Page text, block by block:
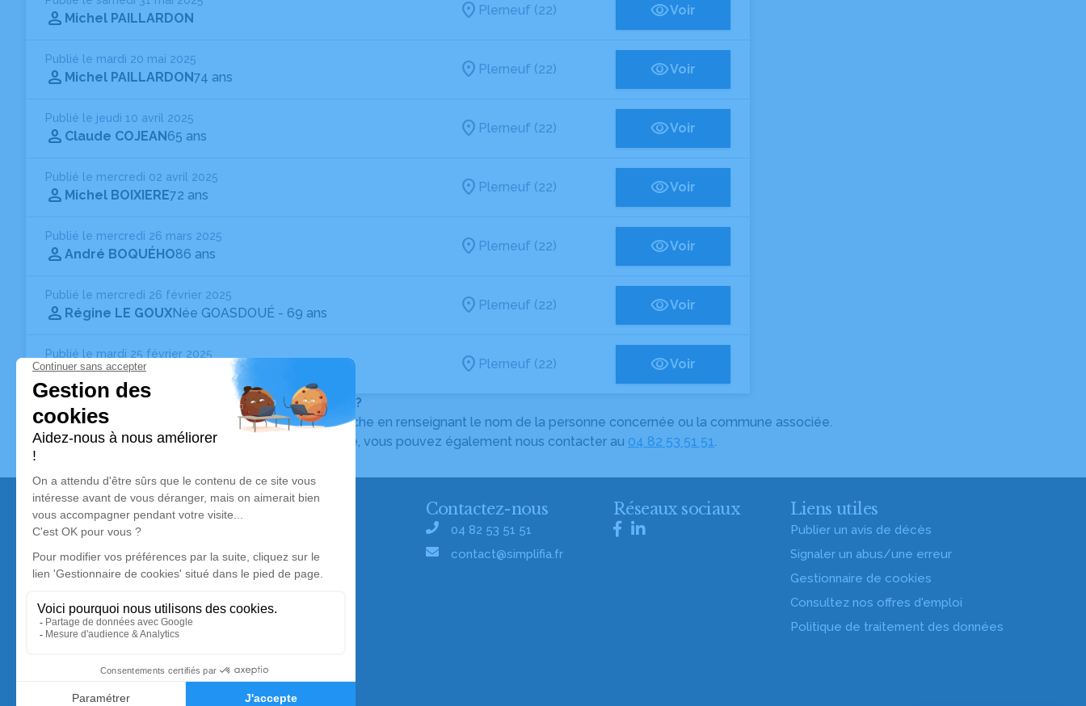
Michel PAILLARDON
Plerneuf (22) Voir
Publié le mardi 20 mai 2025
Michel PAILLARDON74 ans
Plerneuf (22) Voir
Publié le jeudi 10 avril 2025
Claude COJEAN65 ans
Plerneuf (22) Voir
Publié le mercredi 02 avril 2025
Michel BOIXIERE72 ans
Plerneuf (22) Voir
Publié le mercredi 26 mars 2025
André BOQUÉHO86 ans
Plerneuf (22) Voir
Publié le mercredi 26 février 2025
Régine LE GOUXNée GOASDOUÉ - 69 ans
Plerneuf (22) Voir
Publié le mardi 25 février 2025
Regine Marie France GOASDOUE
Plerneuf (22) Voir
Vous ne trouvez pas l’avis de décès recherché ?
Pour affiner votre recherche, utilisez la barre de recherche en renseignant le nom de la personne concernée ou la commune associée.
Pour toute question relative au fonctionnement du site, vous pouvez également nous contacter au 04 82 53 51 51.
Nos services
Avis de décès
Liste des familles
Annuaire des pompes funèbres
Livraison de fleurs
Simplifia est membre de la Silver Alliance,
premier collectif de marques dédié au mieux vieillir
Contactez-nous
04 82 53 51 51
contact@simplifia.fr
Réseaux sociaux Liens utiles
Publier un avis de décès
Signaler un abus/une erreur
Gestionnaire de cookies
Consultez nos offres d'emploi
Politique de traitement des données